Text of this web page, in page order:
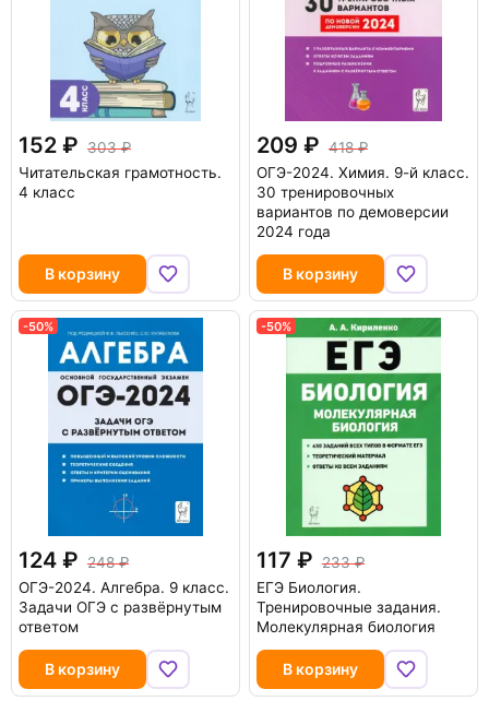
152
303
Читательская грамотность.
4 класс
В корзину
209
418
ОГЭ-2024. Химия. 9-й класс.
30 тренировочных
вариантов по демоверсии
2024 года
В корзину
-50%
124
248
ОГЭ-2024. Алгебра. 9 класс.
Задачи ОГЭ с развёрнутым
ответом
В корзину
-50%
117
233
ЕГЭ Биология.
Тренировочные задания.
Молекулярная биология
В корзину